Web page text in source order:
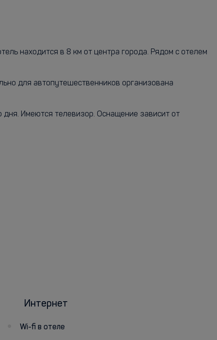
находится в 8 км от центра города. Рядом с отелем
для автопутешественников организована
Имеются телевизор. Оснащение зависит от
Интернет
Wi-fi в отеле